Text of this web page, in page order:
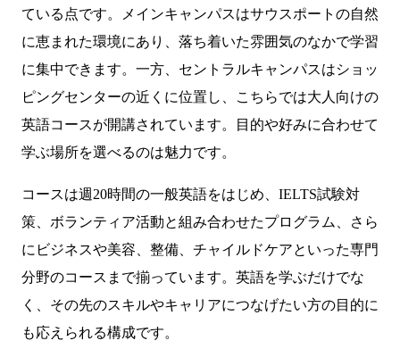
ている点です。メインキャンパスはサウスポートの自然
に恵まれた環境にあり、落ち着いた雰囲気のなかで学習
に集中できます。一方、セントラルキャンパスはショッ
ピングセンターの近くに位置し、こちらでは大人向けの
英語コースが開講されています。目的や好みに合わせて
学ぶ場所を選べるのは魅力です。
コースは週20時間の一般英語をはじめ、IELTS試験対
策、ボランティア活動と組み合わせたプログラム、さら
にビジネスや美容、整備、チャイルドケアといった専門
分野のコースまで揃っています。英語を学ぶだけでな
く、その先のスキルやキャリアにつなげたい方の目的に
も応えられる構成です。